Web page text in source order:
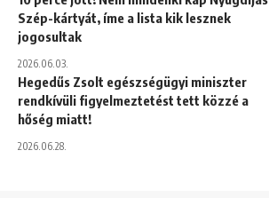
Szép-kártyát, íme a lista kik lesznek
jogosultak
2026.06.03.
Hegedűs Zsolt egészségügyi miniszter
rendkívüli figyelmeztetést tett közzé a
hőség miatt!
2026.06.28.